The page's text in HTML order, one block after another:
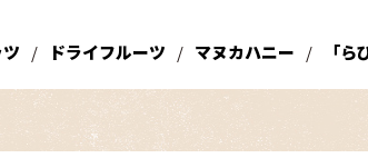
ドライフルーツ マヌカハニー 「